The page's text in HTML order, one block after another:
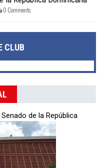
0 Comments
CLUB
Senado de la República